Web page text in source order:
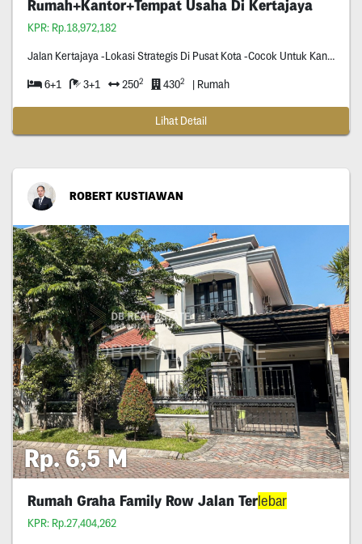
Rumah+Kantor+Tempat Usaha Di Kertajaya
KPR: Rp.18,972,182
Jalan Kertajaya -Lokasi Strategis Di Pusat Kota -Cocok Untuk Kantor/Tempat Usaha/Kos/Dll (Karena Disitu Banyak Kos,Tempat Usaha,Hotel) -Row Jalan
6+1 3+1 2502 4302 | Rumah
Lihat Detail
ROBERT KUSTIAWAN
Rp. 6,5 M
Rumah Graha Family Row Jalan Terlebar
KPR: Rp.27,404,262